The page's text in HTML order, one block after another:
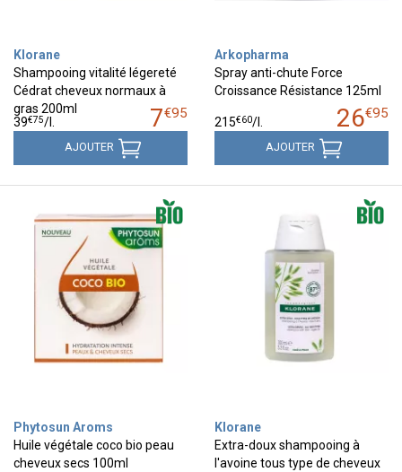
Klorane
Shampooing vitalité légereté
Cédrat cheveux normaux à
gras 200ml
7€95
39€75/l.
AJOUTER
Arkopharma
Spray anti-chute Force
Croissance Résistance 125ml
26€95
215€60/l.
AJOUTER
Phytosun Aroms
Huile végétale coco bio peau
cheveux secs 100ml
Klorane
Extra-doux shampooing à
l'avoine tous type de cheveux